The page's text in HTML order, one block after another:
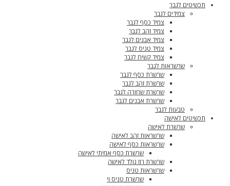
תכשיטים לגבר
צמידים לגבר
צמיד כסף לגבר
צמיד זהב לגבר
צמיד אבנים לגבר
צמיד טניס לגבר
צמיד קשיח לגבר
שרשראות לגבר
שרשרת כסף לגבר
שרשרת זהב לגבר
שרשרת שחורה לגבר
שרשרת אבנים לגבר
טבעות לגבר
תכשיטים לאישה
שרשרת לאישה
שרשראות זהב לאישה
שרשראות כסף לאישה
שרשרת כסף אמיתי לאישה
שרשרת רוז גולד לאישה
שרשראות טניס
שרשרת טניס וי